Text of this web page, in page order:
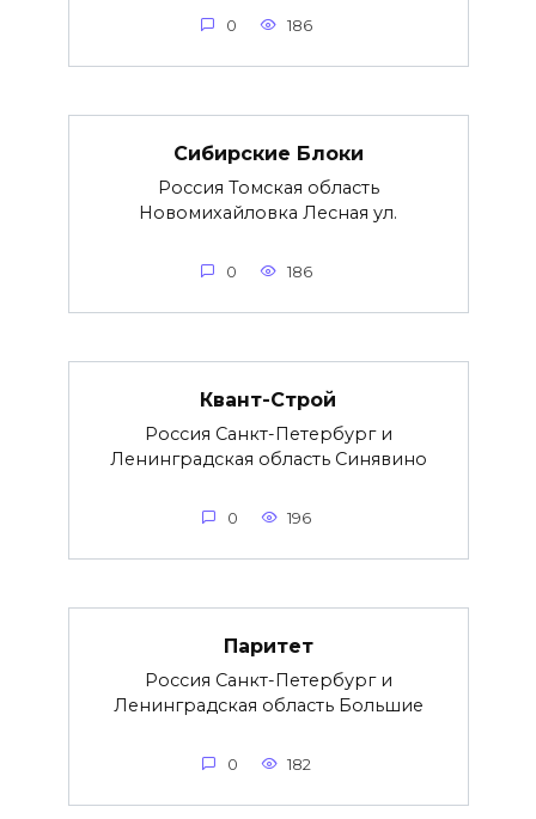
0 186
Сибирские Блоки
Россия Томская область
Новомихайловка Лесная ул.
0 186
Квант-Строй
Россия Санкт-Петербург и
Ленинградская область Синявино
0 196
Паритет
Россия Санкт-Петербург и
Ленинградская область Большие
0 182